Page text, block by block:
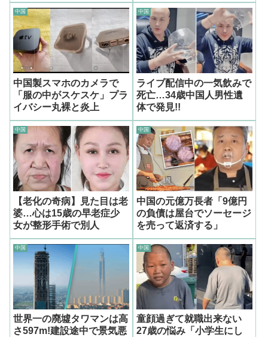
中国
中国製スマホのカメラで
「服の中がスケスケ」プラ
イバシー丸裸と炎上
中国
ライブ配信中の一気飲みで
死亡…34歳中国人男性遺
体で発見!!
中国
【老化の奇病】見た目は老
婆…心は15歳の早老症少
女が整形手術で別人
中国
中国の元億万長者「9億円
の負債は屋台でソーセージ
を売って返済する」
中国
世界一の廃墟タワマンは高
さ597m!建設途中で景気悪
中国
童顔過ぎて就職出来ない
27歳の悩み「小学生にし